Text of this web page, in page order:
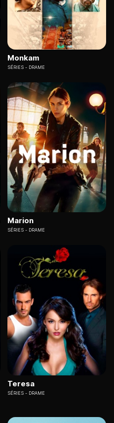
Monkam
SÉRIES DRAME
Marion
SÉRIES DRAME
Teresa
SÉRIES DRAME